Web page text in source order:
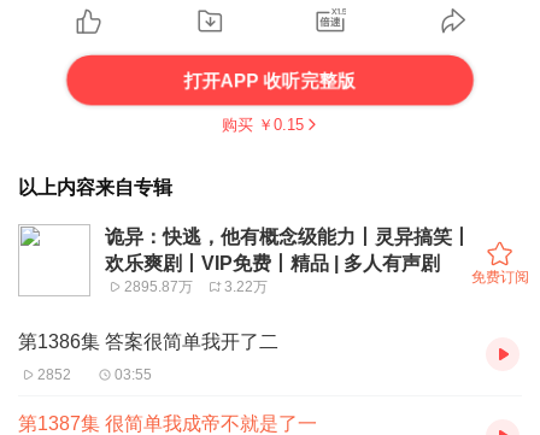
打开APP 收听完整版
购买 ￥ 0.15
以上内容来自专辑
诡异：快逃，他有概念级能力丨灵异搞笑丨
欢乐爽剧丨VIP免费丨精品 | 多人有声剧
2895.87万 3.22万
免费订阅
第1386集 答案很简单我开了二
2852 03:55
第1387集 很简单我成帝不就是了一